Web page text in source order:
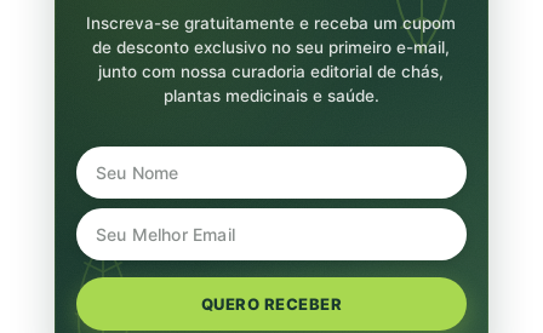
Inscreva-se gratuitamente e receba um cupom
de desconto exclusivo no seu primeiro e-mail,
junto com nossa curadoria editorial de chás,
plantas medicinais e saúde.
QUERO RECEBER